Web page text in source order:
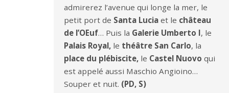
admirerez l’avenue qui longe la mer, le
petit port de Santa Lucia et le château
de l’OEuf… Puis la Galerie Umberto I, le
Palais Royal, le théâtre San Carlo, la
place du plébiscite, le Castel Nuovo qui
est appelé aussi Maschio Angioino…
Souper et nuit. (PD, S)